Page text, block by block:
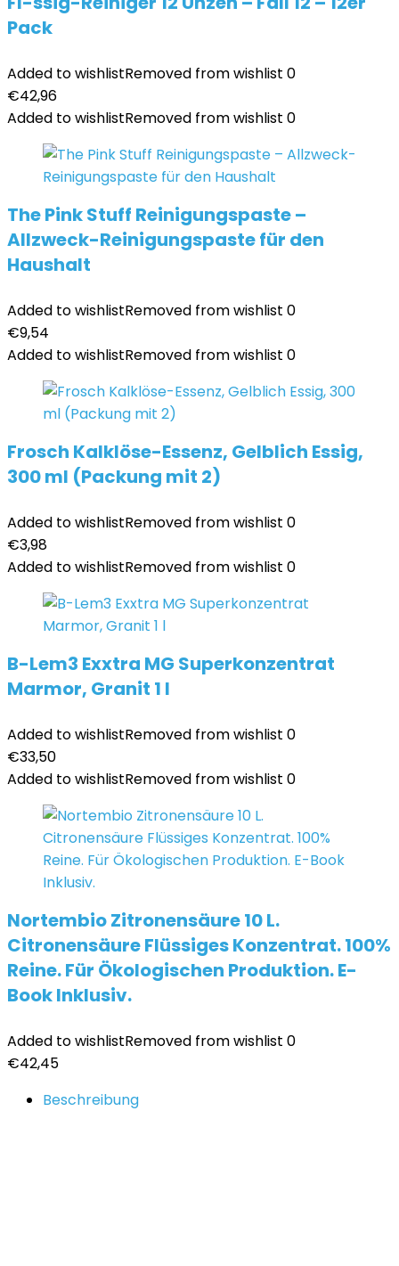
Pack
Added to wishlistRemoved from wishlist 0
€42,96
Added to wishlistRemoved from wishlist 0
The Pink Stuff Reinigungspaste –
Allzweck-Reinigungspaste für den
Haushalt
Added to wishlistRemoved from wishlist 0
€9,54
Added to wishlistRemoved from wishlist 0
Frosch Kalklöse-Essenz, Gelblich Essig,
300 ml (Packung mit 2)
Added to wishlistRemoved from wishlist 0
€3,98
Added to wishlistRemoved from wishlist 0
B-Lem3 Exxtra MG Superkonzentrat
Marmor, Granit 1 l
Added to wishlistRemoved from wishlist 0
€33,50
Added to wishlistRemoved from wishlist 0
Nortembio Zitronensäure 10 L.
Citronensäure Flüssiges Konzentrat. 100%
Reine. Für Ökologischen Produktion. E-
Book Inklusiv.
Added to wishlistRemoved from wishlist 0
€42,45
Beschreibung